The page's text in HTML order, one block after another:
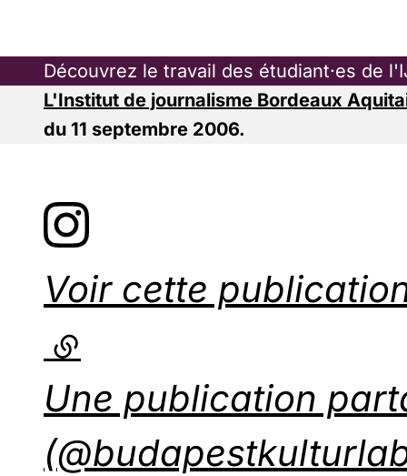
Découvrez le travail des étudiant·es de
L'Institut de journalisme Bordeaux
du 11 septembre 2006.
Voir cette
Une publication